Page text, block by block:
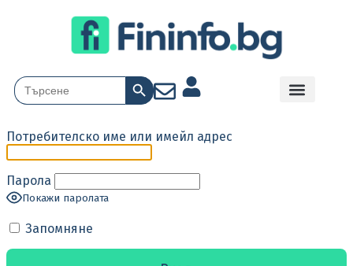
Search
for:
Search Button
Потребителско име или имейл адрес
Парола
Покажи паролата
Запомняне